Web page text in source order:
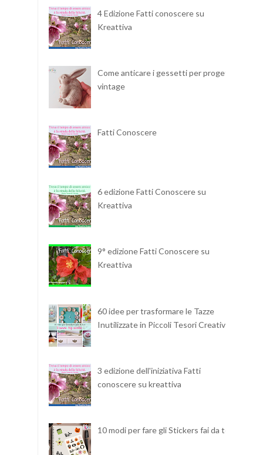
4 Edizione Fatti conoscere su
Kreattiva
Come anticare i gessetti per progetti
vintage
Fatti Conoscere
6 edizione Fatti Conoscere su
Kreattiva
9° edizione Fatti Conoscere su
Kreattiva
60 idee per trasformare le Tazze
Inutilizzate in Piccoli Tesori Creativi
3 edizione dell'iniziativa Fatti
conoscere su kreattiva
10 modi per fare gli Stickers fai da te